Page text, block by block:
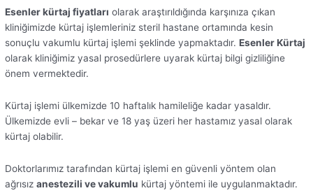
Esenler kürtaj fiyatları olarak araştırıldığında karşınıza çıkan
kliniğimizde kürtaj işlemleriniz steril hastane ortamında kesin
sonuçlu vakumlu kürtaj işlemi şeklinde yapmaktadır.EsenlerKürtaj
olarak kliniğimiz yasal prosedürlere uyarak kürtaj bilgi gizliliğine
önem vermektedir.
Kürtaj işlemi ülkemizde 10 haftalık hamileliğe kadar yasaldır.
Ülkemizde evli – bekar ve 18 yaş üzeri her hastamız yasal olarak
kürtaj olabilir.
Doktorlarımız tarafından kürtaj işlemi en güvenli yöntem olan
ağrısızanestezili ve vakumlu kürtaj yöntemi ile uygulanmaktadır.